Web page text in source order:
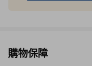
購物保障